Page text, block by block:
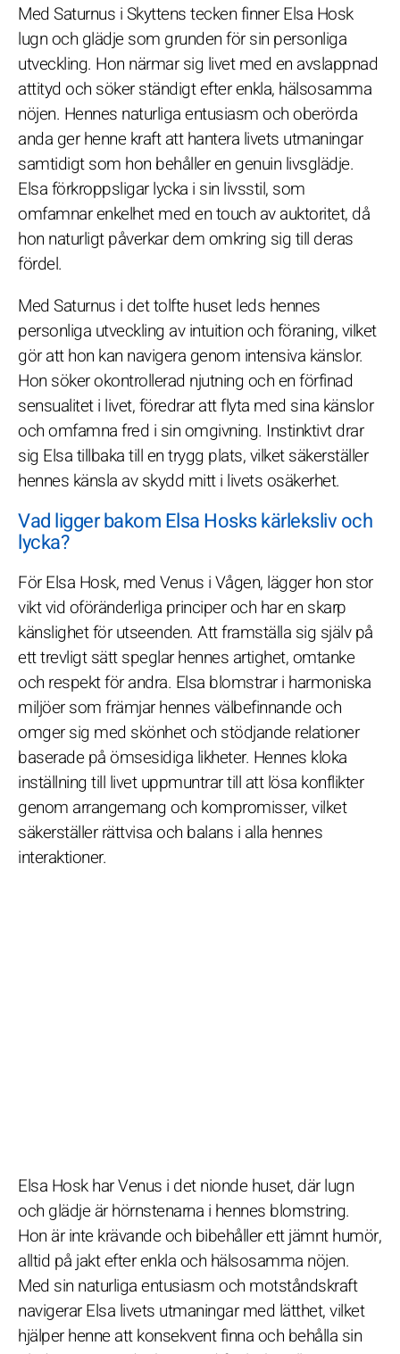
Med Saturnus i Skyttens tecken finner Elsa Hosk
lugn och glädje som grunden för sin personliga
utveckling. Hon närmar sig livet med en avslappnad
attityd och söker ständigt efter enkla, hälsosamma
nöjen. Hennes naturliga entusiasm och oberörda
anda ger henne kraft att hantera livets utmaningar
samtidigt som hon behåller en genuin livsglädje.
Elsa förkroppsligar lycka i sin livsstil, som
omfamnar enkelhet med en touch av auktoritet, då
hon naturligt påverkar dem omkring sig till deras
fördel.
Med Saturnus i det tolfte huset leds hennes
personliga utveckling av intuition och föraning, vilket
gör att hon kan navigera genom intensiva känslor.
Hon söker okontrollerad njutning och en förfinad
sensualitet i livet, föredrar att flyta med sina känslor
och omfamna fred i sin omgivning. Instinktivt drar
sig Elsa tillbaka till en trygg plats, vilket säkerställer
hennes känsla av skydd mitt i livets osäkerhet.
Vad ligger bakom Elsa Hosks kärleksliv och
lycka?
För Elsa Hosk, med Venus i Vågen, lägger hon stor
vikt vid oföränderliga principer och har en skarp
känslighet för utseenden. Att framställa sig själv på
ett trevligt sätt speglar hennes artighet, omtanke
och respekt för andra. Elsa blomstrar i harmoniska
miljöer som främjar hennes välbefinnande och
omger sig med skönhet och stödjande relationer
baserade på ömsesidiga likheter. Hennes kloka
inställning till livet uppmuntrar till att lösa konflikter
genom arrangemang och kompromisser, vilket
säkerställer rättvisa och balans i alla hennes
interaktioner.
Elsa Hosk har Venus i det nionde huset, där lugn
och glädje är hörnstenarna i hennes blomstring.
Hon är inte krävande och bibehåller ett jämnt humör,
alltid på jakt efter enkla och hälsosamma nöjen.
Med sin naturliga entusiasm och motståndskraft
navigerar Elsa livets utmaningar med lätthet, vilket
hjälper henne att konsekvent finna och behålla sin